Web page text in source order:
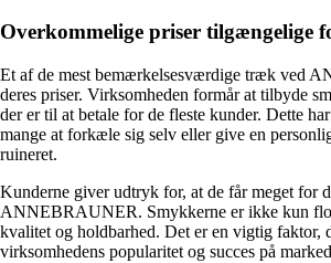
Overkommelige priser tilgængelige
Et af de mest bemærkelsesværdige træk ved
deres priser. Virksomheden formår at tilbyde
der er til at betale for de fleste kunder. Dette
mange at forkæle sig selv eller give en
ruineret.
Kunderne giver udtryk for, at de får meget for
ANNEBRAUNER. Smykkerne er ikke kun
kvalitet og holdbarhed. Det er en vigtig faktor,
virksomhedens popularitet og succes på